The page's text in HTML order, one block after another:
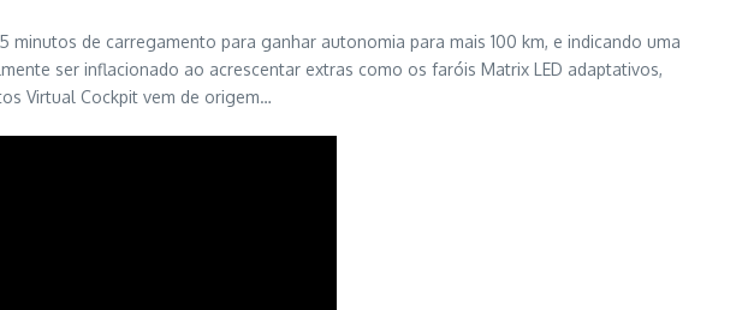
de carregamento para ganhar autonomia para mais 100 km, e indicando uma
ser inflacionado ao acrescentar extras como os faróis Matrix LED adaptativos,
Virtual Cockpit vem de origem…